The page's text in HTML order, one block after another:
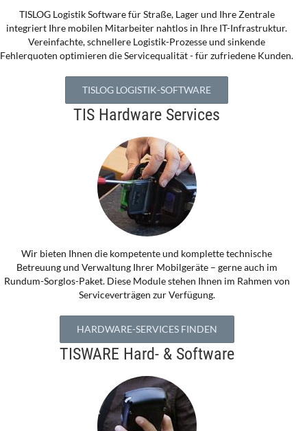
TISLOG Logistik Software für Straße, Lager und Ihre Zentrale
integriert Ihre mobilen Mitarbeiter nahtlos in Ihre IT-Infrastruktur.
Vereinfachte, schnellere Logistik-Prozesse und sinkende
Fehlerquoten optimieren die Servicequalität - für zufriedene Kunden.
TISLOG LOGISTIK-SOFTWARE
TIS Hardware Services
Wir bieten Ihnen die kompetente und komplette technische
Betreuung und Verwaltung Ihrer Mobilgeräte – gerne auch im
Rundum-Sorglos-Paket. Diese Module stehen Ihnen im Rahmen von
Serviceverträgen zur Verfügung.
HARDWARE-SERVICES FINDEN
TISWARE Hard- & Software